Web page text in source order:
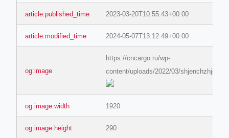
article:published_time 2023-03-20T10:55:43+00:00
article:modified_time 2024-05-07T13:12:49+00:00
og:image
https://cncargo.ru/wp-
content/uploads/2022/03/
og:image:width 1920
og:image:height 290